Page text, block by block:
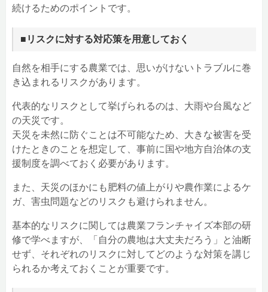
続けるためのポイントです。
■リスクに対する対応策を用意しておく
自然を相手にする農業では、思いがけないトラブルに巻
き込まれるリスクがあります。
代表的なリスクとして挙げられるのは、大雨や台風など
の天災です。
天災を未然に防ぐことは不可能なため、大きな被害を受
けたときのことを想定して、事前に国や地方自治体の支
援制度を調べておく必要があります。
また、天災のほかにも肥料の値上がりや農作業によるケ
ガ、害虫問題などのリスクも避けられません。
基本的なリスクに関しては農業フランチャイズ本部の研
修で学べますが、「自分の農地は大丈夫だろう」と油断
せず、それぞれのリスクに対してどのような対策を講じ
られるか考えておくことが重要です。